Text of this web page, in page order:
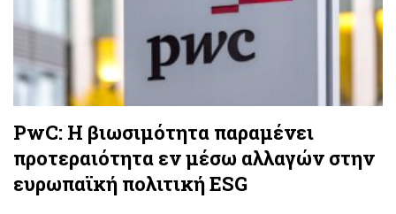
PwC: Η βιωσιμότητα παραμένει
προτεραιότητα εν μέσω αλλαγών στην
ευρωπαϊκή πολιτική ESG